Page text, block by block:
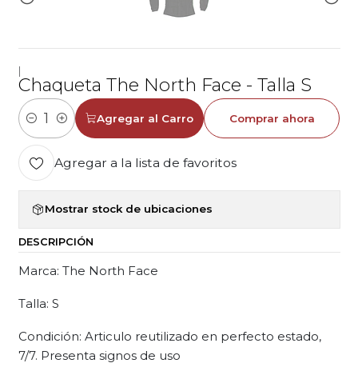
Chaqueta The North Face - Talla S
Cantidad
Agregar al Carro Comprar ahora
Agregar a la lista de favoritos
Mostrar stock de ubicaciones
DESCRIPCIÓN
Marca: The North Face
Talla: S
Condición: Articulo reutilizado en perfecto estado,
7/7. Presenta signos de uso